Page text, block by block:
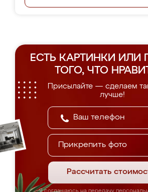
ЕСТЬ КАРТИНКИ ИЛИ
ТОГО, ЧТО
Присылайте — сделаем
лучше!
Прикрепить фото
Рассчитать
Я соглашаюсь на передачу